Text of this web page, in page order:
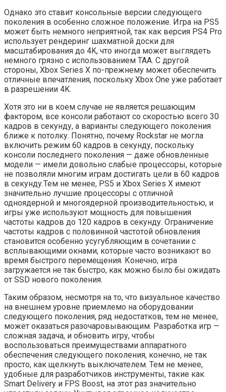
Однако это ставит консольные версии следующего
поколения в особенно сложное положение. Игра на PS5
может быть немного неприятной, так как версия PS4 Pro
использует рендеринг шахматной доски для
масштабирования до 4K, что иногда может выглядеть
немного грязно с использованием TAA. С другой
стороны, Xbox Series X по-прежнему может обеспечить
отличные впечатления, поскольку Xbox One уже работает
в разрешении 4K.
Хотя это ни в коем случае не является решающим
фактором, все консоли работают со скоростью всего 30
кадров в секунду, а варианты следующего поколения
ближе к потолку. Понятно, почему Rockstar не могла
включить режим 60 кадров в секунду, поскольку
консоли последнего поколения — даже обновленные
модели — имели довольно слабые процессоры, которые
не позволяли многим играм достигать цели в 60 кадров
в секунду.Тем не менее, PS5 и Xbox Series X имеют
значительно лучшие процессоры с отличной
одноядерной и многоядерной производительностью, и
игры уже используют мощность для повышения
частоты кадров до 120 кадров в секунду. Ограничение
частоты кадров с половинной частотой обновления
становится особенно усугубляющим в сочетании с
всплывающими окнами, которые часто возникают во
время быстрого перемещения. Конечно, игра
загружается не так быстро, как можно было бы ожидать
от SSD нового поколения.
Таким образом, несмотря на то, что визуальное качество
на внешнем уровне приемлемо на оборудовании
следующего поколения, ряд недостатков, тем не менее,
может оказаться разочаровывающим. Разработка игр —
сложная задача, и обновить игру, чтобы
воспользоваться преимуществами аппаратного
обеспечения следующего поколения, конечно, не так
просто, как щелкнуть выключателем. Тем не менее,
удобные для разработчиков инструменты, такие как
Smart Delivery и FPS Boost, на этот раз значительно